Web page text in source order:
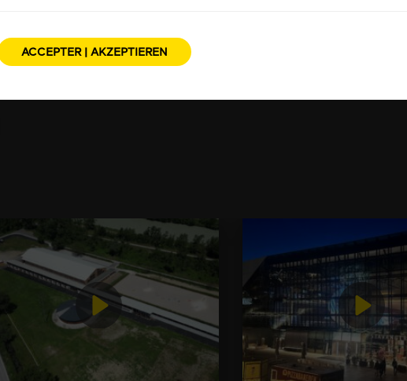
ACCEPTER | AKZEPTIEREN